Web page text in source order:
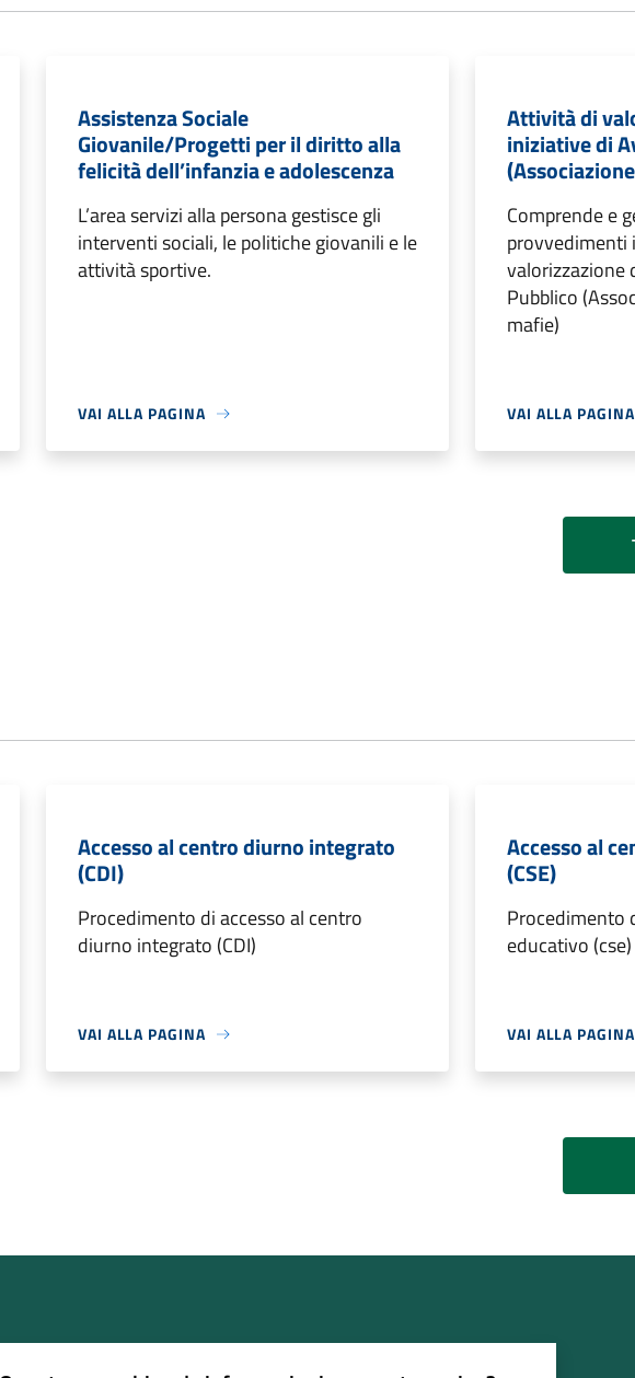
Assistenza Sociale
Giovanile/Progetti per il diritto alla
felicità dell’infanzia e adolescenza
L’area servizi alla persona gestisce gli
interventi sociali, le politiche giovanili e le
attività sportive.
VAI ALLA PAGINA
Attività di
iniziative di
Comprende e
provvedimenti
valorizzazione
Pubblico
mafie)
VAI ALLA PAGINA
Accesso al centro diurno integrato
(CDI)
Procedimento di accesso al centro
diurno integrato (CDI)
VAI ALLA PAGINA
Accesso al
(CSE)
Procedimento
educativo (cse)
VAI ALLA PAGINA